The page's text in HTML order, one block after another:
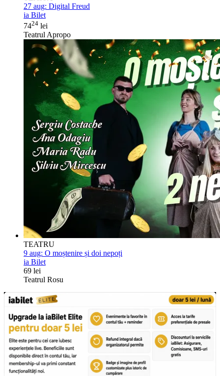
27 aug: Digital Freud
ia Bilet
7424 lei
Teatrul Apropo
TEATRU
9 aug: O moștenire și doi nepoți
ia Bilet
69 lei
Teatrul Rosu